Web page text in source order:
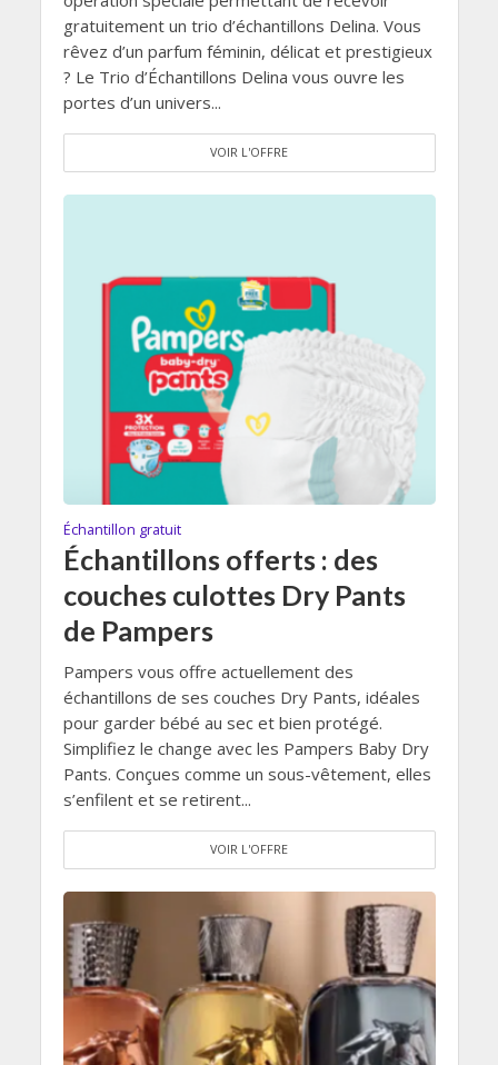
gratuitement un trio d’échantillons Delina. Vous
rêvez d’un parfum féminin, délicat et prestigieux
? Le Trio d’Échantillons Delina vous ouvre les
portes d’un univers...
VOIR L'OFFRE
Échantillon gratuit
Échantillons offerts : des
couches culottes Dry Pants
de Pampers
Pampers vous offre actuellement des
échantillons de ses couches Dry Pants, idéales
pour garder bébé au sec et bien protégé.
Simplifiez le change avec les Pampers Baby Dry
Pants. Conçues comme un sous-vêtement, elles
s’enfilent et se retirent...
VOIR L'OFFRE